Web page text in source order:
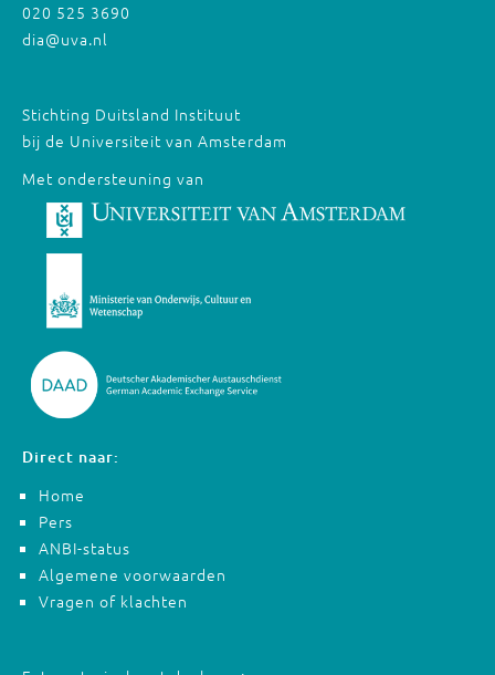
020 525 3690
dia@uva.nl
Stichting Duitsland Instituut
bij de Universiteit van Amsterdam
Met ondersteuning van
Direct naar:
Home
Pers
ANBI-status
Algemene voorwaarden
Vragen of klachten